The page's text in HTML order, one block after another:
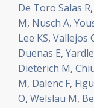
De Toro Salas R,
M, Nusch A,
Lee KS, Vallejos
Duenas E,
Dieterich M,
M, Dalenc F,
O, Welslau M,